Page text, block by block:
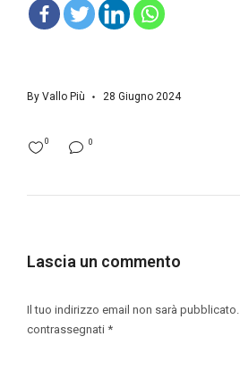
By Vallo Più 28 Giugno 2024
0
0
Lascia un commento
Il tuo indirizzo email non sarà pubblicato.
contrassegnati *